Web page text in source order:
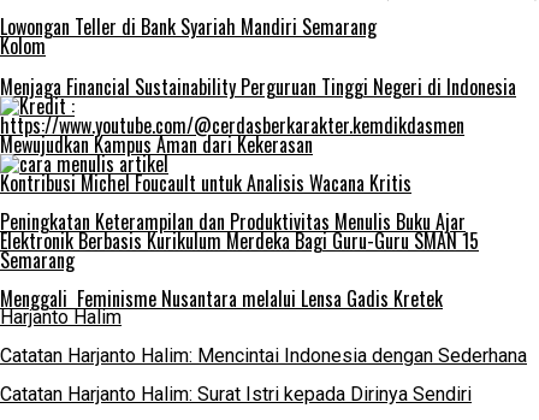
Lowongan Teller di Bank Syariah Mandiri Semarang
Kolom
Menjaga Financial Sustainability Perguruan Tinggi Negeri di Indonesia
Mewujudkan Kampus Aman dari Kekerasan
Kontribusi Michel Foucault untuk Analisis Wacana Kritis
Peningkatan Keterampilan dan Produktivitas Menulis Buku Ajar
Elektronik Berbasis Kurikulum Merdeka Bagi Guru-Guru SMAN 15
Semarang
Menggali Feminisme Nusantara melalui Lensa Gadis Kretek
Harjanto Halim
Catatan Harjanto Halim: Mencintai Indonesia dengan Sederhana
Catatan Harjanto Halim: Surat Istri kepada Dirinya Sendiri